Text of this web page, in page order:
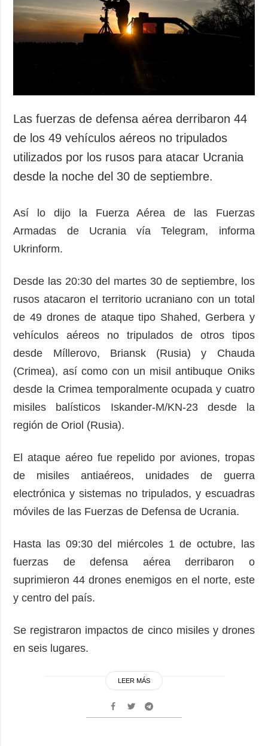
Las fuerzas de defensa aérea derribaron 44
de los 49 vehículos aéreos no tripulados
utilizados por los rusos para atacar Ucrania
desde la noche del 30 de septiembre.
Así lo dijo la Fuerza Aérea de las Fuerzas
Armadas de Ucrania vía Telegram, informa
Ukrinform.
Desde las 20:30 del martes 30 de septiembre, los
rusos atacaron el territorio ucraniano con un total
de 49 drones de ataque tipo Shahed, Gerbera y
vehículos aéreos no tripulados de otros tipos
desde Míllerovo, Briansk (Rusia) y Chauda
(Crimea), así como con un misil antibuque Oniks
desde la Crimea temporalmente ocupada y cuatro
misiles balísticos Iskander-M/KN-23 desde la
región de Oriol (Rusia).
El ataque aéreo fue repelido por aviones, tropas
de misiles antiaéreos, unidades de guerra
electrónica y sistemas no tripulados, y escuadras
móviles de las Fuerzas de Defensa de Ucrania.
Hasta las 09:30 del miércoles 1 de octubre, las
fuerzas de defensa aérea derribaron o
suprimieron 44 drones enemigos en el norte, este
y centro del país.
Se registraron impactos de cinco misiles y drones
en seis lugares.
LEER MÁS